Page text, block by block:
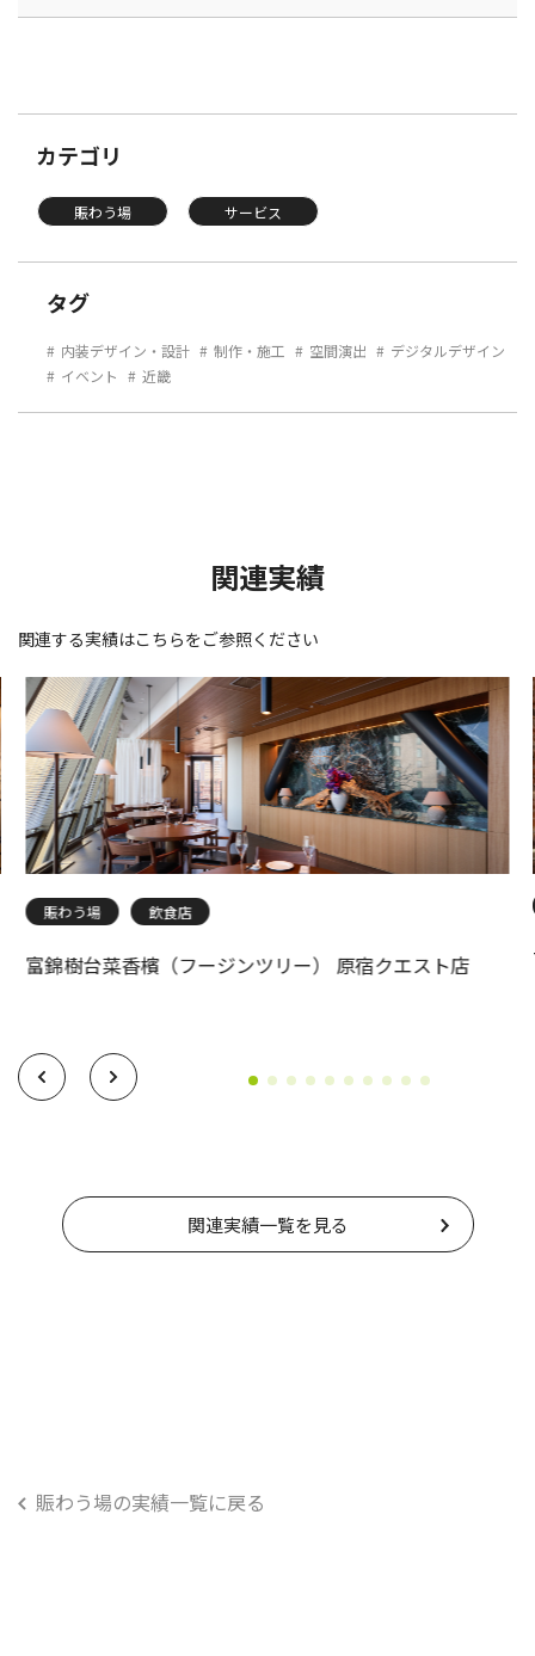
カテゴリ
賑わう場 サービス
タグ
内装デザイン・設計 制作・施工 空間演出
デジタルデザイン
イベント
近畿
関連実績
関連する実績はこちらをご参照ください
賑わう場 飲食店
富錦樹台菜香檳（フージンツリー） 原宿クエスト店
関連実績一覧を見る
賑わう場の実績一覧に戻る